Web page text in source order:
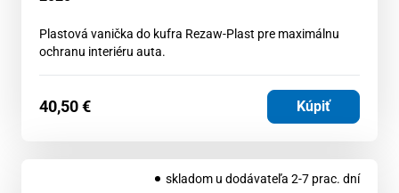
Plastová vanička do kufra Rezaw-Plast pre maximálnu
ochranu interiéru auta.
40,50€ Kúpiť
skladom u dodávateľa 2-7 prac. dní